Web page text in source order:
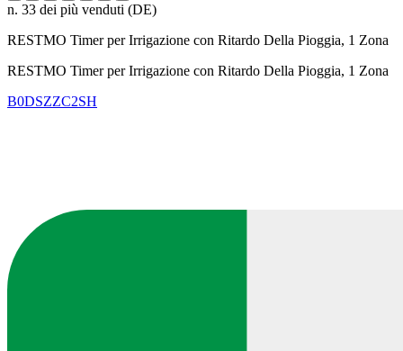
n. 33 dei più venduti (DE)
RESTMO Timer per Irrigazione con Ritardo Della Pioggia, 1 Zona
RESTMO Timer per Irrigazione con Ritardo Della Pioggia, 1 Zona
B0DSZZC2SH